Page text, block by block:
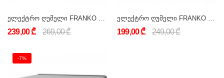
239,00 ₾ 269,00 ₾ 199,00 ₾ 249,00 ₾
-7%